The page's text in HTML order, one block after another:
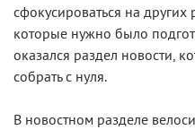
сфокусироваться на других
которые нужно было
оказался раздел новости,
собрать с нуля.
В новостном разделе